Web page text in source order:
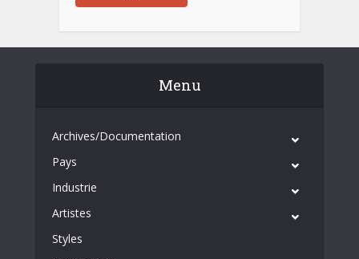
Menu
Archives/Documentation
Pays
Industrie
Artistes
Styles